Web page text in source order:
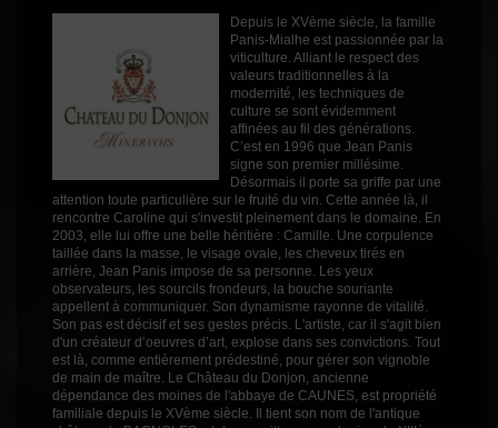
Grenache
Merlot
Profil Fruité
Couleur Rouge
Millésime 2021
75cl
Rayons
Vins Internet
Vins Internet
Vins Internet
Depuis le XVème siècle, la famille
Panis-Mialhe est passionnée par la
viticulture. Alliant le respect des
valeurs traditionnelles à la
modernité, les techniques de
culture se sont évidemment
affinées au fil des générations.
C’est en 1996 que Jean Panis
signe son premier millésime.
Désormais il porte sa griffe par une
attention toute particulière sur le fruité du vin. Cette année là, il
rencontre Caroline qui s'investit pleinement dans le domaine. En
2003, elle lui offre une belle héritière : Camille. Une corpulence
taillée dans la masse, le visage ovale, les cheveux tirés en
arrière, Jean Panis impose de sa personne. Les yeux
observateurs, les sourcils frondeurs, la bouche souriante
appellent à communiquer. Son dynamisme rayonne de vitalité.
Son pas est décisif et ses gestes précis. L'artiste, car il s'agit bien
d'un créateur d’oeuvres d’art, explose dans ses convictions. Tout
est là, comme entièrement prédestiné, pour gérer son vignoble
de main de maître. Le Château du Donjon, ancienne
dépendance des moines de l'abbaye de CAUNES, est propriété
familiale depuis le XVème siècle. Il tient son nom de l'antique